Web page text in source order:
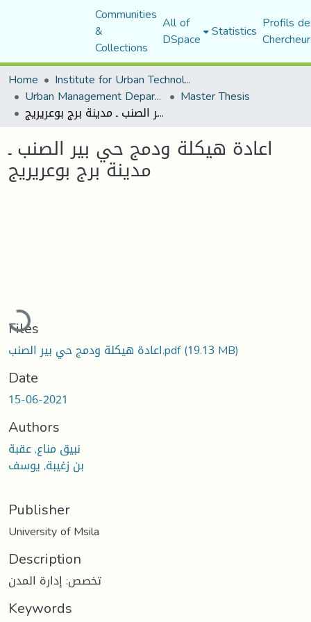
Communities
&
Collections
All of
DSpace Statistics Profils
Home
Institute for Urban Technology Management
Urban Management Department Master Thesis
اعادة هيكلة ودمج حي بير الصنب ـ مدينة برج بوعريريج
اعادة هيكلة ودمج حي بير الصنب ـ
مدينة برج بوعريريج
Files
اعادة هيكلة ودمج حي بير الصنب.pdf(19.13 MB)
Date
15-06-2021
Authors
نبيق مناع, عقبة
بن زغيبة, يوسف
Publisher
University of Msila
Description
تخصص: إدارة المدن
Keywords